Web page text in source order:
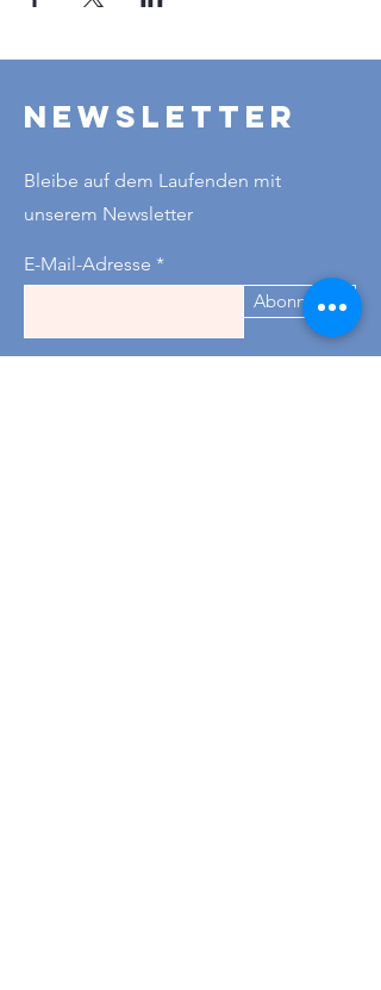
Newsletter
Bleibe auf dem Laufenden mit
unserem Newsletter
E-Mail-Adresse
Abonnieren